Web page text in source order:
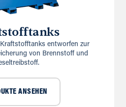
entworfen zur
von Brennstoff und
ANSEHEN